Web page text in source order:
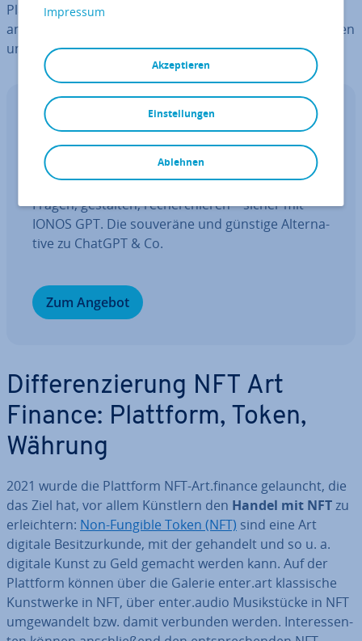
Plattform werden Ihnen die not­wen­di­gen Tools
angeboten, um die neu­ar­ti­gen NFT Art-Token zu erstellen
und mit ihnen bzw. der Währung Handel zu betreiben.
IONOS GPT
Ihr sou­ve­rä­ner KI Assistent für mehr
Pro­duk­ti­vi­tät.
Fragen, gestalten, re­cher­chie­ren – sicher mit
IONOS GPT. Die souveräne und günstige Al­ter­na­
ti­ve zu ChatGPT & Co.
Zum Angebot
Dif­fe­ren­zie­rung NFT Art
Finance: Plattform, Token,
Währung
2021 wurde die Plattform NFT-Art.finance gelauncht, die
das Ziel hat, vor allem Künstlern den Handel mit NFTzu
er­leich­tern: Non-Fungible Token (NFT) sind eine Art
digitale Be­sitz­ur­kun­de, mit der gehandelt und so u. a.
digitale Kunst zu Geld gemacht werden kann. Auf der
Plattform können über die Galerie enter.art klas­si­sche
Kunst­wer­ke in NFT, über enter.audio Mu­sik­stü­cke in NFT
um­ge­wan­delt bzw. damit verbunden werden. In­ter­es­sen­
Impressum
Akzeptieren
Ablehnen
Einstellungen